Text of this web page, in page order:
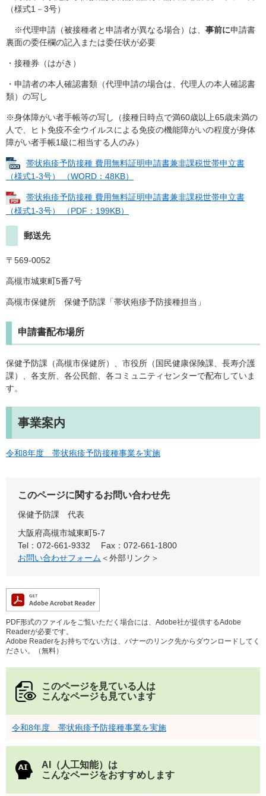
（様式1－3号）
※代理申請（被接種者と申請者が異なる場合）は、 事前に申請書
裏面の委任欄の記入または委任状が必要
・接種券（はがき）
・申請者の本人確認書類（代理申請の場合は、代理人の本人確認書
類）の写し
※身体障がい者手帳等の写し（接種日時点で満60歳以上65歳未満の
人で、ヒト免疫不全ウイルスによる免疫の機能障がいの程度が身体
障がい者手帳1級に相当する人のみ）
帯状疱疹予防接種 費用無料証明申請書兼非課税世帯申立書
（様式1-3号） （WORD：48KB）
帯状疱疹予防接種 費用無料証明申請書兼非課税世帯申立書
（様式1-3号） （PDF：199KB）
郵送先
〒569-0052
高槻市城東町5番7号
高槻市保健所 保健予防課「帯状疱疹予防接種担当」
申請書配布場所
保健予防課（高槻市保健所）、市役所（国民健康保険課、長寿介護
課）、各支所、各公民館、各コミュニティセンターで配布していま
す。
事業案内
令和8年度 帯状疱疹予防接種事業を実施
このページに関するお問い合わせ先
保健予防課
代表
大阪府高槻市城東町5-7
Tel：072-661-9332
Fax：072-661-1800
お問い合わせフォーム ＜外部リンク＞
PDF形式のファイルをご覧いただく場合には、Adobe社が提供するAdobe
Readerが必要です。
Adobe Readerをお持ちでない方は、バナーのリンク先からダウンロードしてく
ださい。（無料）
このページを見ている人は
こんなページも見ています
令和8年度 帯状疱疹予防接種事業を実施
AI（人工知能）は
こんなページをおすすめします